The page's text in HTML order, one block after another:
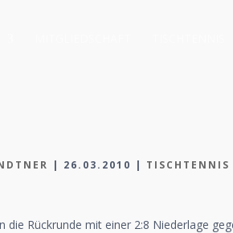
| 26.03.2010 | TISCHTENNIS
die Rückrunde mit einer 2:8 Niederlage